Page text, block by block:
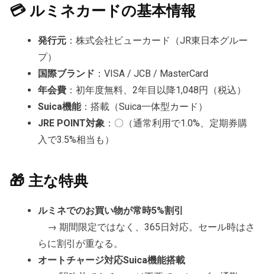
💳 ルミネカードの基本情報
発行元 ：株式会社ビューカード（JR東日本グルー
プ）
国際ブランド ：VISA / JCB / MasterCard
年会費 ：初年度無料、2年目以降1,048円（税込）
Suica機能：搭載（Suica一体型カード）
JRE POINT対象 ：〇（通常利用で1.0%、定期券購
入で3.5%相当も）
🎁 主な特典
ルミネでのお買い物が常時5%割引
→ 期間限定ではなく、365日対応。セール時はさ
らに割引が重なる。
オートチャージ対応Suica機能搭載